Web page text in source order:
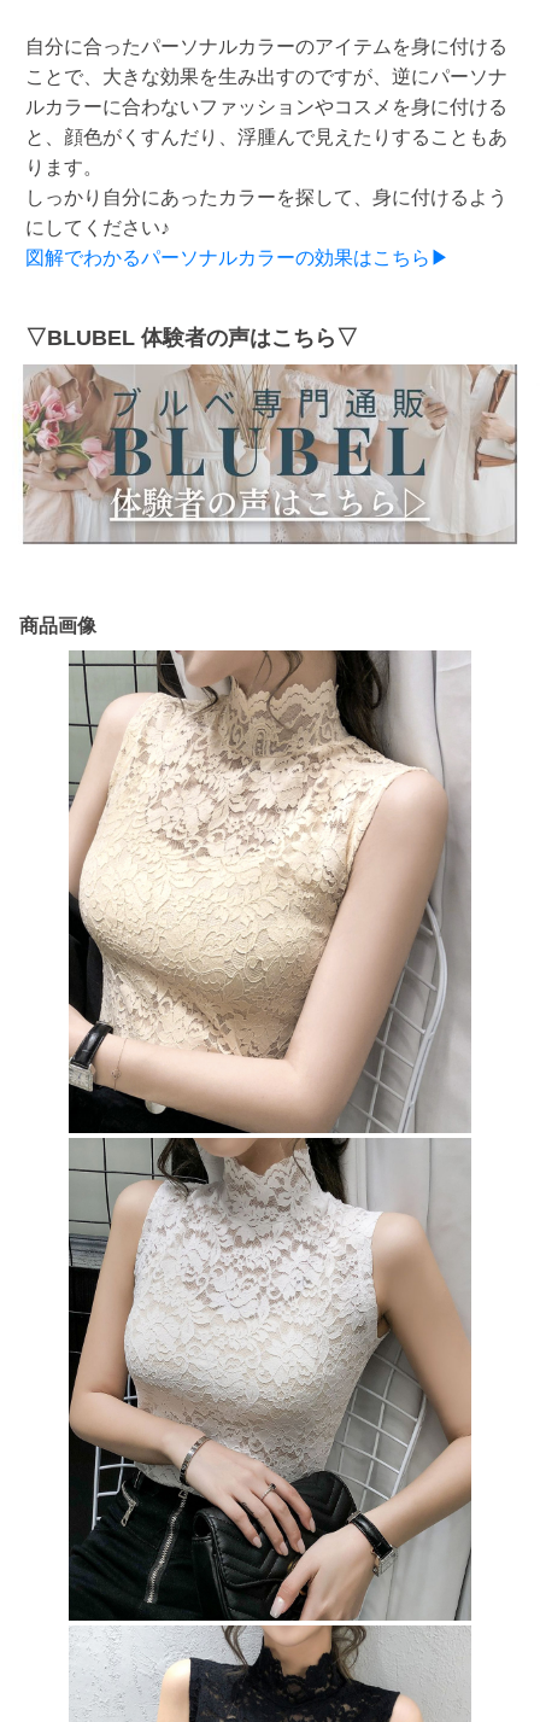
自分に合ったパーソナルカラーのアイテムを身に付ける
ことで、大きな効果を生み出すのですが、逆にパーソナ
ルカラーに合わないファッションやコスメを身に付ける
と、顔色がくすんだり、浮腫んで見えたりすることもあ
ります。
しっかり自分にあったカラーを探して、身に付けるよう
にしてください♪
図解でわかるパーソナルカラーの効果はこちら▶
▽BLUBEL 体験者の声はこちら▽
商品画像